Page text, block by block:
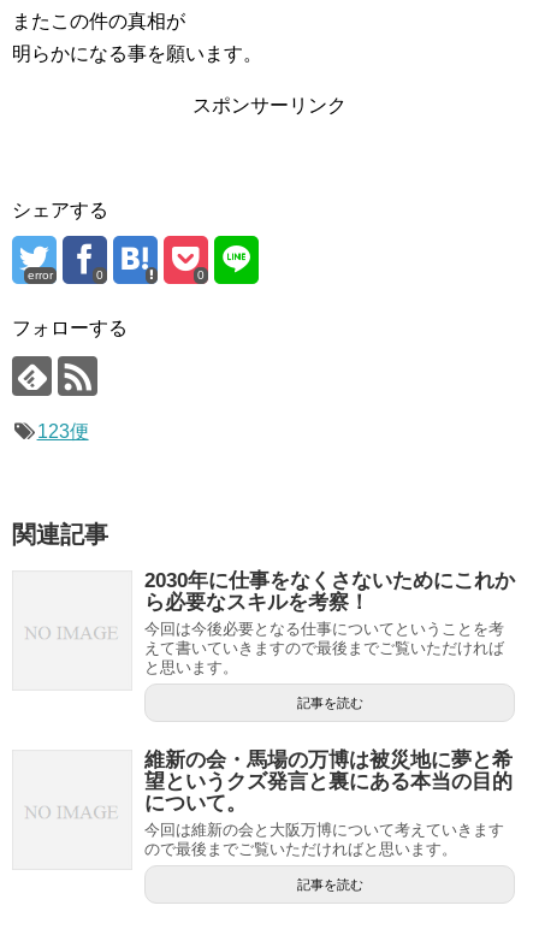
またこの件の真相が
明らかになる事を願います。
スポンサーリンク
シェアする
error 0 0
フォローする
123便
関連記事
2030年に仕事をなくさないためにこれか
ら必要なスキルを考察！
今回は今後必要となる仕事についてということを考
えて書いていきますので最後までご覧いただければ
と思います。
記事を読む
維新の会・馬場の万博は被災地に夢と希
望というクズ発言と裏にある本当の目的
について。
今回は維新の会と大阪万博について考えていきます
ので最後までご覧いただければと思います。
記事を読む